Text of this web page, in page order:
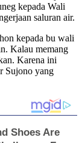
kepada Wali
saluran air.
kepada bu wali
Kalau memang
Karena ini
Sujono yang